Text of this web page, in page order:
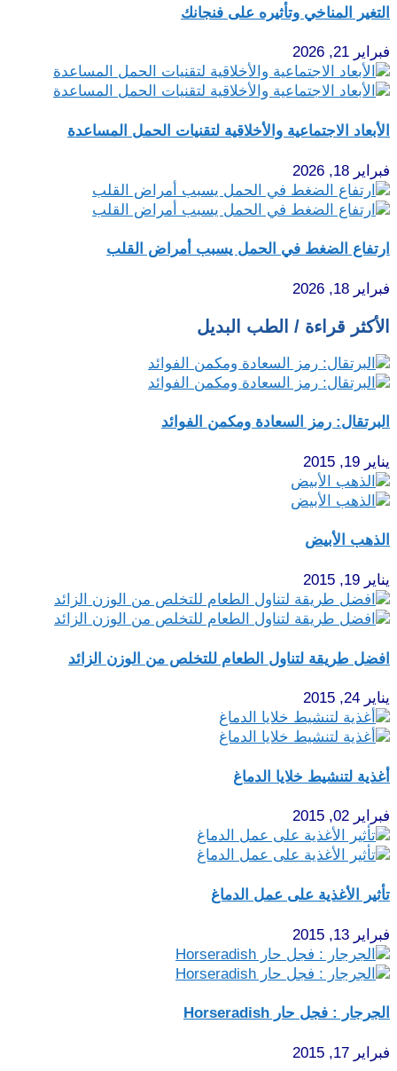
التغير المناخي وتأثيره على فنجانك
فبراير 21, 2026
الأبعاد الاجتماعية والأخلاقية لتقنيات الحمل المساعدة
فبراير 18, 2026
ارتفاع الضغط في الحمل يسبب أمراض القلب
فبراير 18, 2026
الأكثر قراءة / الطب البديل
البرتقال: رمز السعادة ومكمن الفوائد
يناير 19, 2015
الذهب الأبيض
يناير 19, 2015
افضل طريقة لتناول الطعام للتخلص من الوزن الزائد
يناير 24, 2015
أغذية لتنشيط خلايا الدماغ
فبراير 02, 2015
تأثير الأغذية على عمل الدماغ
فبراير 13, 2015
الجرجار : فجل حار Horseradish
فبراير 17, 2015